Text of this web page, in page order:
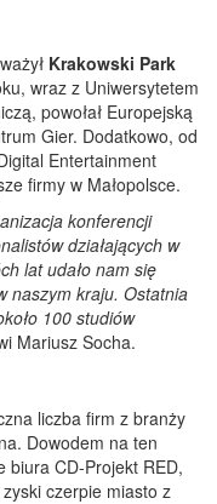
Krakowski Park
wraz z Uniwersytetem
powołał Europejską
Gier. Dodatkowo, od
Entertainment
firmy w Małopolsce.
konferencji
działających w
lat udało nam się
naszym kraju. Ostatnia
100 studiów
Mariusz Socha.
liczba firm z branży
Dowodem na ten
biura CD-Projekt RED,
czerpie miasto z